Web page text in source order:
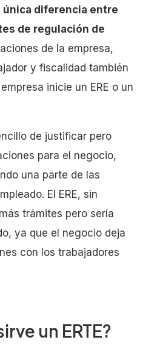
única diferencia entre
de regulación de
de la empresa,
y fiscalidad también
inicie un ERE o un
de justificar pero
para el negocio,
una parte de las
El ERE, sin
trámites pero sería
ya que el negocio deja
con los trabajadores
un ERTE?